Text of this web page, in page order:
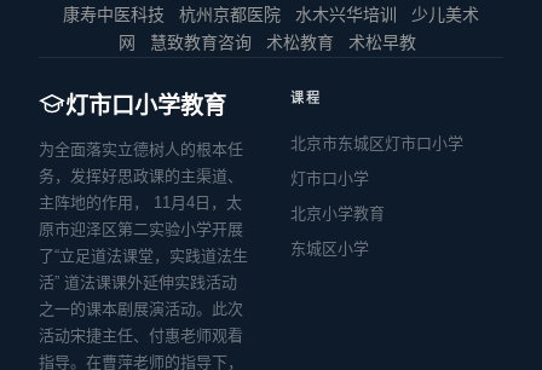
康寿中医科技
杭州京都医院 水木兴华培训
少儿美术
网
慧致教育咨询 术松教育 术松早教
灯市口小学教育
为全面落实立德树人的根本任
务，发挥好思政课的主渠道、
主阵地的作用， 11月4日，太
原市迎泽区第二实验小学开展
了“立足道法课堂，实践道法生
活” 道法课课外延伸实践活动
之一的课本剧展演活动。此次
活动宋捷主任、付惠老师观看
指导。在曹萍老师的指导下，
课程
北京市东城区灯市口小学
灯市口小学
北京小学教育
东城区小学